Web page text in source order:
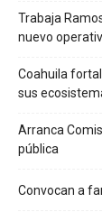
Trabaja
nuevo
Coahuila
sus
Arranca
pública
Convocan a